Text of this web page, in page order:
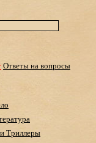
Ответы на вопросы
Триллеры